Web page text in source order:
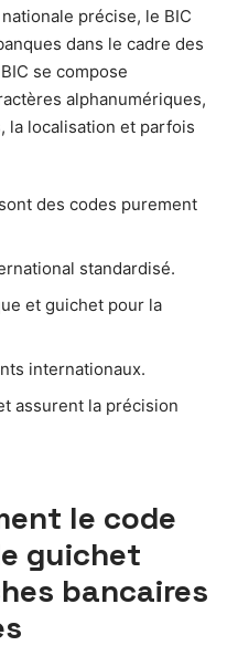
précise, le BIC
dans le cadre des
se compose
alphanumériques,
la localisation et parfois
des codes purement
standardisé.
et guichet pour la
internationaux.
assurent la précision
le code
guichet
bancaires